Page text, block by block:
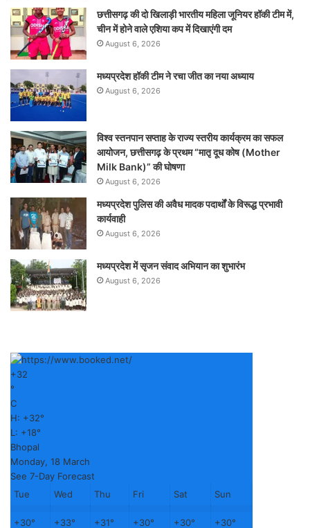
छत्तीसगढ़ की दो खिलाड़ी भारतीय महिला जूनियर हॉकी टीम में,
चीन में होने वाले एशिया कप में दिखाएंगी दम
August 6, 2026
मध्यप्रदेश हॉकी टीम ने रचा जीत का नया अध्याय
August 6, 2026
विश्व स्तनपान सप्ताह के राज्य स्तरीय कार्यक्रम का सफल
आयोजन, छत्तीसगढ़ के प्रथम “मातृ दूध कोष (Mother
Milk Bank)” की घोषणा
August 6, 2026
मध्यप्रदेश पुलिस की अवैध मादक पदार्थों के विरूद्ध प्रभावी
कार्यवाही
August 6, 2026
मध्यप्रदेश में सृजन संवाद अभियान का शुभारंभ
August 6, 2026
+32
°
C
H: +32°
L: +18°
Bhopal
Monday, 18 March
See 7-Day Forecast
Tue
Wed Thu Fri Sat Sun
+30° +33° +31° +30° +30° +30°